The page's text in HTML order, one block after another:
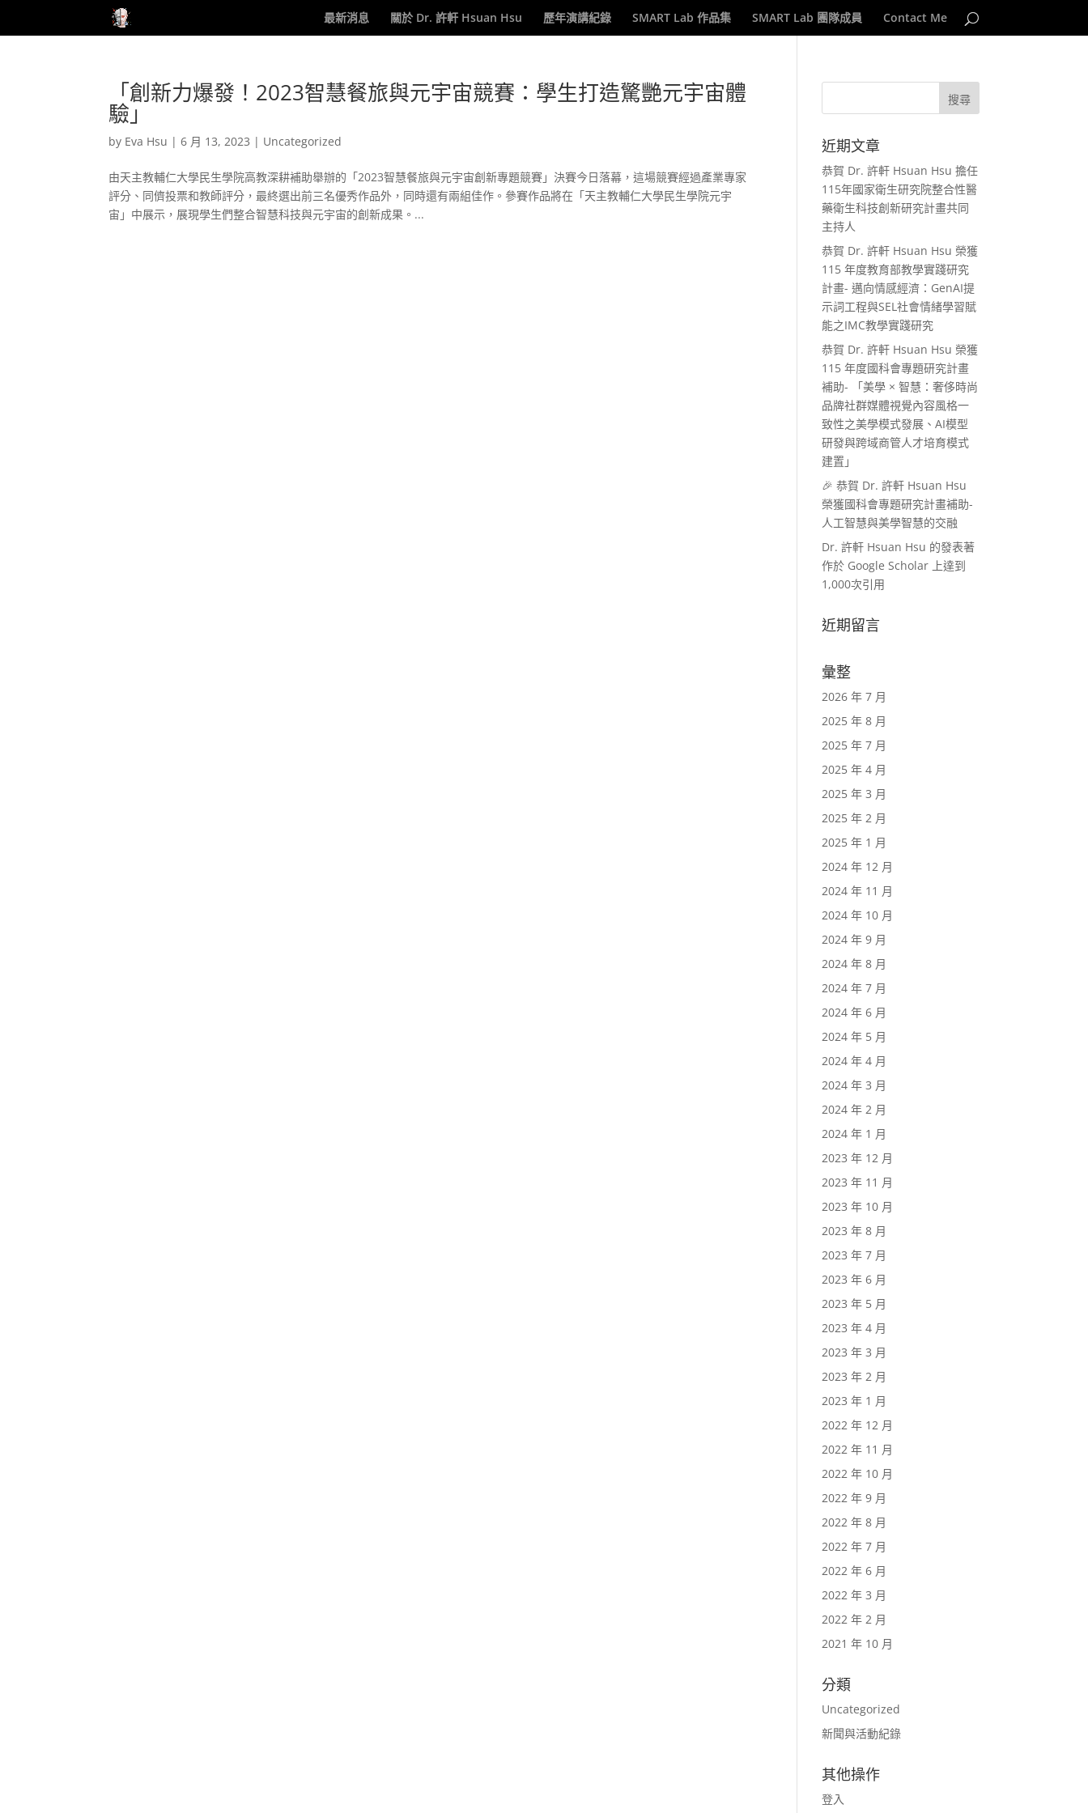
最新消息 關於 Dr. 許軒 Hsuan Hsu 歷年演講紀錄 SMART Lab 作品集 SMART Lab 團隊成員 Contact Me
「創新力爆發！2023智慧餐旅與元宇宙競賽：學生打造驚艷元宇宙體
驗」
by Eva Hsu |6 月 13, 2023 | Uncategorized
由天主教輔仁大學民生學院高教深耕補助舉辦的「2023智慧餐旅與元宇宙創新專題競賽」決賽今日落幕，這場競賽經過產業專家
評分、同儕投票和教師評分，最終選出前三名優秀作品外，同時還有兩組佳作。參賽作品將在「天主教輔仁大學民生學院元宇
宙」中展示，展現學生們整合智慧科技與元宇宙的創新成果。...
近期文章
恭賀 Dr. 許軒 Hsuan Hsu 擔任
115年國家衛生研究院整合性醫
藥衛生科技創新研究計畫共同
主持人
恭賀 Dr. 許軒 Hsuan Hsu 榮獲
115 年度教育部教學實踐研究
計畫- 邁向情感經濟：GenAI提
示詞工程與SEL社會情緒學習賦
能之IMC教學實踐研究
恭賀 Dr. 許軒 Hsuan Hsu 榮獲
115 年度國科會專題研究計畫
補助- 「美學 × 智慧：奢侈時尚
品牌社群媒體視覺內容風格一
致性之美學模式發展、AI模型
研發與跨域商管人才培育模式
建置」
🎉 恭賀 Dr. 許軒 Hsuan Hsu
榮獲國科會專題研究計畫補助-
人工智慧與美學智慧的交融
Dr. 許軒 Hsuan Hsu 的發表著
作於 Google Scholar 上達到
1,000次引用
近期留言
彙整
2026 年 7 月
2025 年 8 月
2025 年 7 月
2025 年 4 月
2025 年 3 月
2025 年 2 月
2025 年 1 月
2024 年 12 月
2024 年 11 月
2024 年 10 月
2024 年 9 月
2024 年 8 月
2024 年 7 月
2024 年 6 月
2024 年 5 月
2024 年 4 月
2024 年 3 月
2024 年 2 月
2024 年 1 月
2023 年 12 月
2023 年 11 月
2023 年 10 月
2023 年 8 月
2023 年 7 月
2023 年 6 月
2023 年 5 月
2023 年 4 月
2023 年 3 月
2023 年 2 月
2023 年 1 月
2022 年 12 月
2022 年 11 月
2022 年 10 月
2022 年 9 月
2022 年 8 月
2022 年 7 月
2022 年 6 月
2022 年 3 月
2022 年 2 月
2021 年 10 月
分類
Uncategorized
新聞與活動紀錄
其他操作
登入